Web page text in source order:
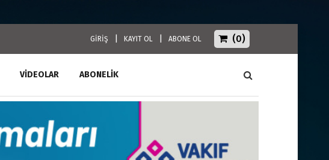
GİRİŞ KAYIT OL ABONE OL (0)
VIDEOLAR ABONELİK